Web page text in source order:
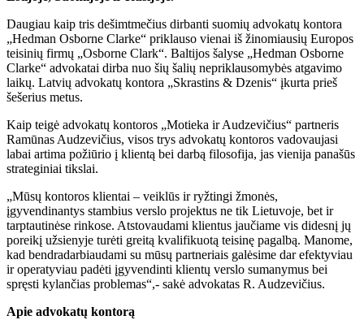
Daugiau kaip tris dešimtmečius dirbanti suomių advokatų kontora
„Hedman Osborne Clarke“ priklauso vienai iš žinomiausių Europos
teisinių firmų „Osborne Clark“. Baltijos šalyse „Hedman Osborne
Clarke“ advokatai dirba nuo šių šalių nepriklausomybės atgavimo
laikų. Latvių advokatų kontora „Skrastins & Dzenis“ įkurta prieš
šešerius metus.
Kaip teigė advokatų kontoros „Motieka ir Audzevičius“ partneris
Ramūnas Audzevičius, visos trys advokatų kontoros vadovaujasi
labai artima požiūrio į klientą bei darbą filosofija, jas vienija panašūs
strateginiai tikslai.
„Mūsų kontoros klientai – veiklūs ir ryžtingi žmonės,
įgyvendinantys stambius verslo projektus ne tik Lietuvoje, bet ir
tarptautinėse rinkose. Atstovaudami klientus jaučiame vis didesnį jų
poreikį užsienyje turėti greitą kvalifikuotą teisinę pagalbą. Manome,
kad bendradarbiaudami su mūsų partneriais galėsime dar efektyviau
ir operatyviau padėti įgyvendinti klientų verslo sumanymus bei
spręsti kylančias problemas“,- sakė advokatas R. Audzevičius.
Apie advokatų kontorą